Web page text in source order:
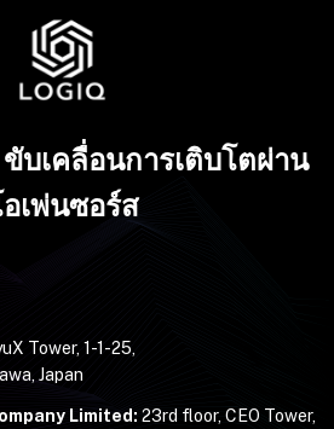
บเคลื่อนการเติบโตผ่าน
เพ่นซอร์ส
Tower, 1-1-25,
Japan
Limited: 23rd floor, CEO Tower,